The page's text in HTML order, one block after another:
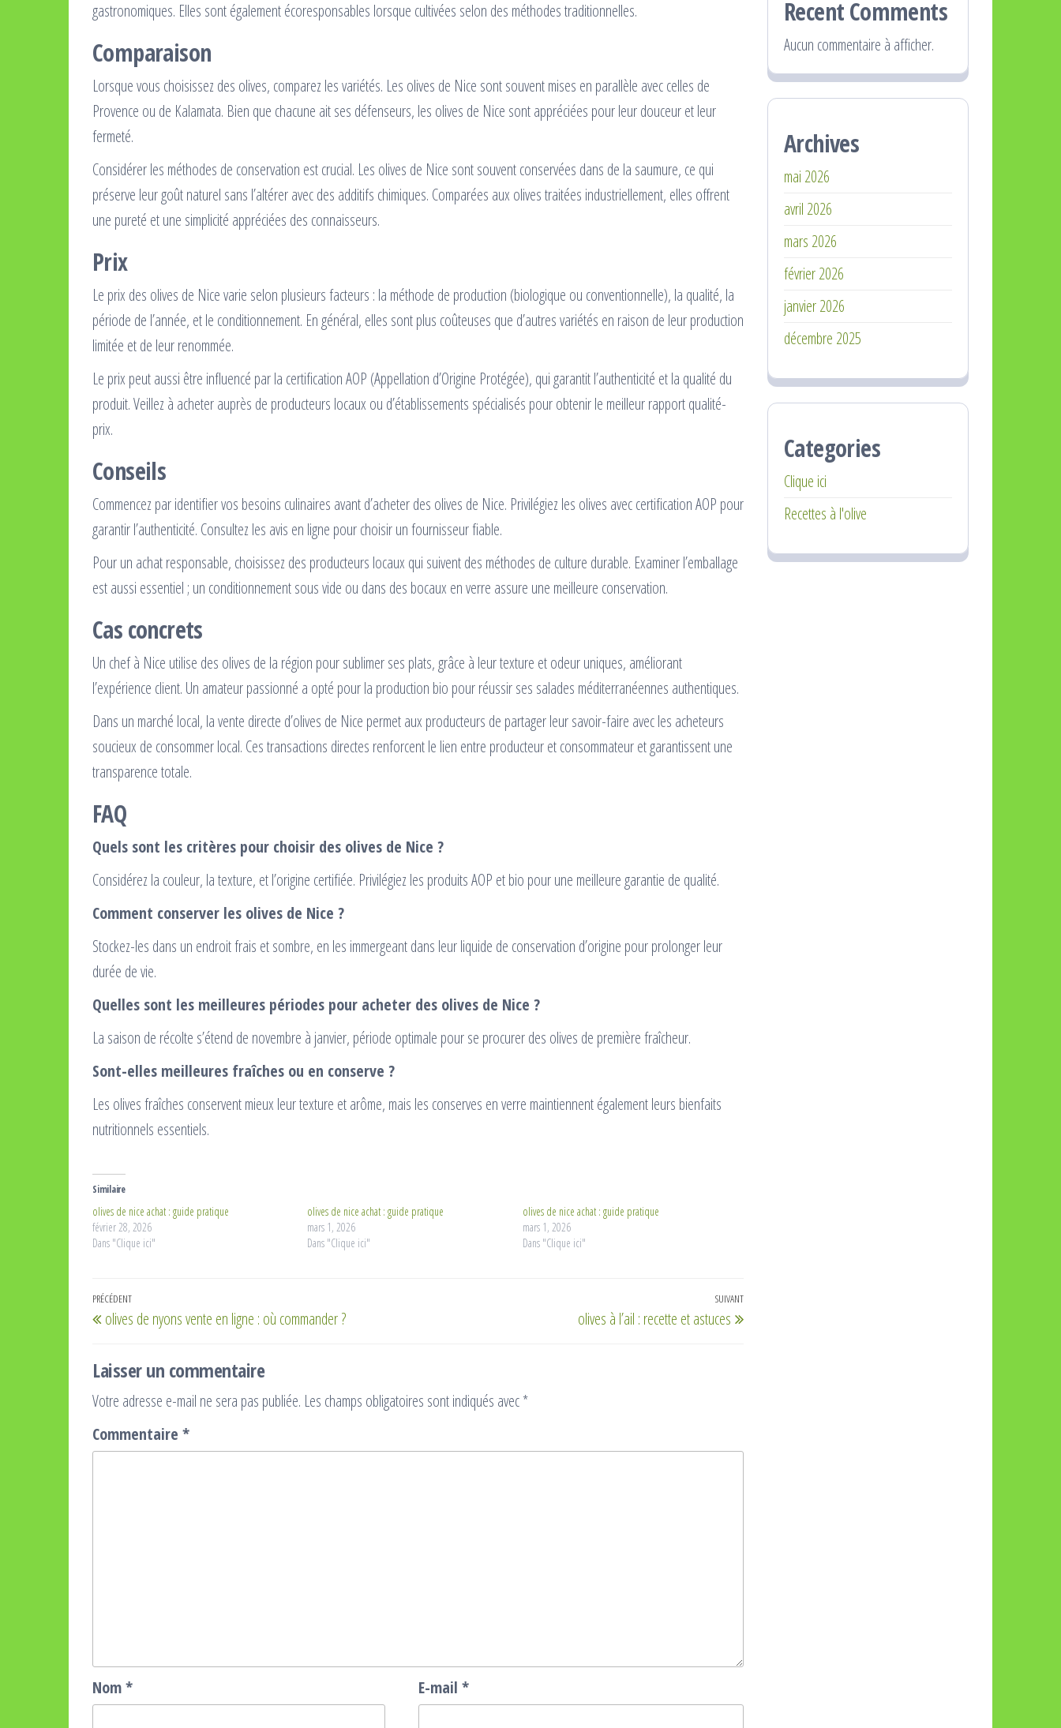
gastronomiques. Elles sont également écoresponsables lorsque cultivées selon des méthodes traditionnelles.
Comparaison
Lorsque vous choisissez des olives, comparez les variétés. Les olives de Nice sont souvent mises en parallèle avec celles de
Provence ou de Kalamata. Bien que chacune ait ses défenseurs, les olives de Nice sont appréciées pour leur douceur et leur
fermeté.
Considérer les méthodes de conservation est crucial. Les olives de Nice sont souvent conservées dans de la saumure, ce qui
préserve leur goût naturel sans l’altérer avec des additifs chimiques. Comparées aux olives traitées industriellement, elles offrent
une pureté et une simplicité appréciées des connaisseurs.
Prix
Le prix des olives de Nice varie selon plusieurs facteurs : la méthode de production (biologique ou conventionnelle), la qualité, la
période de l’année, et le conditionnement. En général, elles sont plus coûteuses que d’autres variétés en raison de leur production
limitée et de leur renommée.
Le prix peut aussi être influencé par la certification AOP (Appellation d’Origine Protégée), qui garantit l’authenticité et la qualité du
produit. Veillez à acheter auprès de producteurs locaux ou d’établissements spécialisés pour obtenir le meilleur rapport qualité-
prix.
Conseils
Commencez par identifier vos besoins culinaires avant d’acheter des olives de Nice. Privilégiez les olives avec certification AOP pour
garantir l’authenticité. Consultez les avis en ligne pour choisir un fournisseur fiable.
Pour un achat responsable, choisissez des producteurs locaux qui suivent des méthodes de culture durable. Examiner l’emballage
est aussi essentiel ; un conditionnement sous vide ou dans des bocaux en verre assure une meilleure conservation.
Cas concrets
Un chef à Nice utilise des olives de la région pour sublimer ses plats, grâce à leur texture et odeur uniques, améliorant
l’expérience client. Un amateur passionné a opté pour la production bio pour réussir ses salades méditerranéennes authentiques.
Dans un marché local, la vente directe d’olives de Nice permet aux producteurs de partager leur savoir-faire avec les acheteurs
soucieux de consommer local. Ces transactions directes renforcent le lien entre producteur et consommateur et garantissent une
transparence totale.
FAQ
Quels sont les critères pour choisir des olives de Nice ?
Considérez la couleur, la texture, et l’origine certifiée. Privilégiez les produits AOP et bio pour une meilleure garantie de qualité.
Comment conserver les olives de Nice ?
Stockez-les dans un endroit frais et sombre, en les immergeant dans leur liquide de conservation d’origine pour prolonger leur
durée de vie.
Quelles sont les meilleures périodes pour acheter des olives de Nice ?
La saison de récolte s’étend de novembre à janvier, période optimale pour se procurer des olives de première fraîcheur.
Sont-elles meilleures fraîches ou en conserve ?
Les olives fraîches conservent mieux leur texture et arôme, mais les conserves en verre maintiennent également leurs bienfaits
nutritionnels essentiels.
Similaire
olives de nice achat : guide pratique
février 28, 2026
Dans "Clique ici"
olives de nice achat : guide pratique
mars 1, 2026
Dans "Clique ici"
olives de nice achat : guide pratique
mars 1, 2026
Dans "Clique ici"
Navigation
de
l’article
Article
précédent
PRÉCÉDENT
olives de nyons vente en ligne : où commander ?
Article
suivant
SUIVANT
olives à l’ail : recette et astuces
Laisser un commentaire
Votre adresse e-mail ne sera pas publiée. Les champs obligatoires sont indiqués avec*
Commentaire *
Nom* E-mail *
Recent Comments
Aucun commentaire à afficher.
Archives
mai 2026
avril 2026
mars 2026
février 2026
janvier 2026
décembre 2025
Categories
Clique ici
Recettes à l'olive